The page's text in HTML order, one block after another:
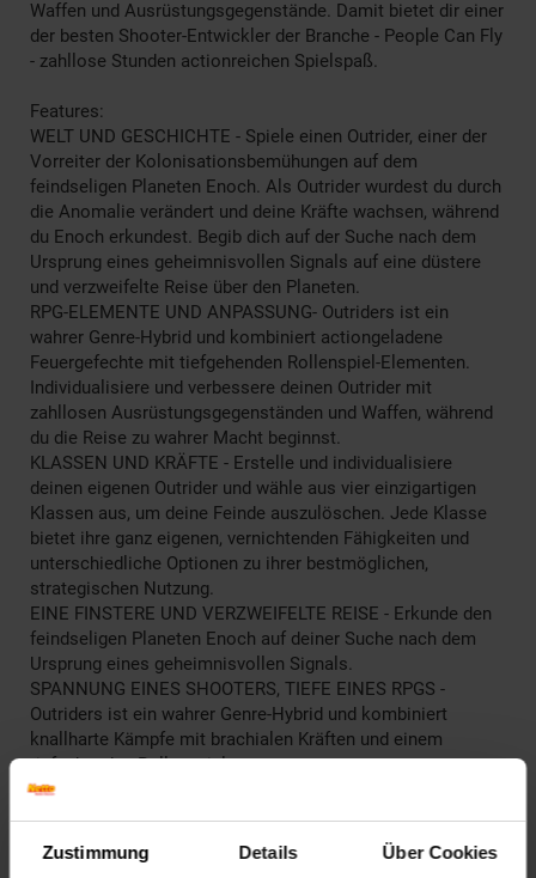
Zustimmung Details Über Cookies
Waffen und Ausrüstungsgegenstände. Damit bietet dir einer
der besten Shooter-Entwickler der Branche - People Can Fly
- zahllose Stunden actionreichen Spielspaß.
Features:
WELT UND GESCHICHTE - Spiele einen Outrider, einer der
Vorreiter der Kolonisationsbemühungen auf dem
feindseligen Planeten Enoch. Als Outrider wurdest du durch
die Anomalie verändert und deine Kräfte wachsen, während
du Enoch erkundest. Begib dich auf der Suche nach dem
Ursprung eines geheimnisvollen Signals auf eine düstere
und verzweifelte Reise über den Planeten.
RPG-ELEMENTE UND ANPASSUNG- Outriders ist ein
wahrer Genre-Hybrid und kombiniert actiongeladene
Feuergefechte mit tiefgehenden Rollenspiel-Elementen.
Individualisiere und verbessere deinen Outrider mit
zahllosen Ausrüstungsgegenständen und Waffen, während
du die Reise zu wahrer Macht beginnst.
KLASSEN UND KRÄFTE - Erstelle und individualisiere
deinen eigenen Outrider und wähle aus vier einzigartigen
Klassen aus, um deine Feinde auszulöschen. Jede Klasse
bietet ihre ganz eigenen, vernichtenden Fähigkeiten und
unterschiedliche Optionen zu ihrer bestmöglichen,
strategischen Nutzung.
EINE FINSTERE UND VERZWEIFELTE REISE - Erkunde den
feindseligen Planeten Enoch auf deiner Suche nach dem
Ursprung eines geheimnisvollen Signals.
SPANNUNG EINES SHOOTERS, TIEFE EINES RPGS -
Outriders ist ein wahrer Genre-Hybrid und kombiniert
knallharte Kämpfe mit brachialen Kräften und einem
tiefgehenden Rollenspielsystem
DYNAMISCHER KOOP-MODUS FÜR 1-3 SPIELER - Spiele im
Drop-In-Drop-Out-Koop und stelle dich den Schrecken eines
lebensfeindlichen Planeten.